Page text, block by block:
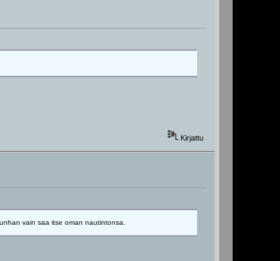
Kirjattu
vain saa itse oman nautintonsa.